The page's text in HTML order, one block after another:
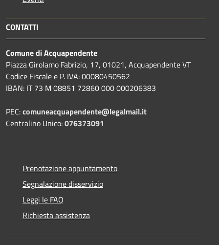
CONTATTI
Comune di Acquapendente
Piazza Girolamo Fabrizio, 17, 01021, Acquapendente VT
Codice Fiscale e P. IVA: 00080450562
IBAN: IT 73 M 08851 72860 000 000206383
PEC:comuneacquapendente@legalmail.it
Centralino Unico:076373091
Prenotazione appuntamento
Segnalazione disservizio
Leggi le FAQ
Richiesta assistenza